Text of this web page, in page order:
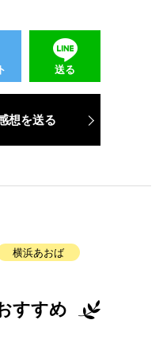
送る
想を送る
横浜あおば
すすめ